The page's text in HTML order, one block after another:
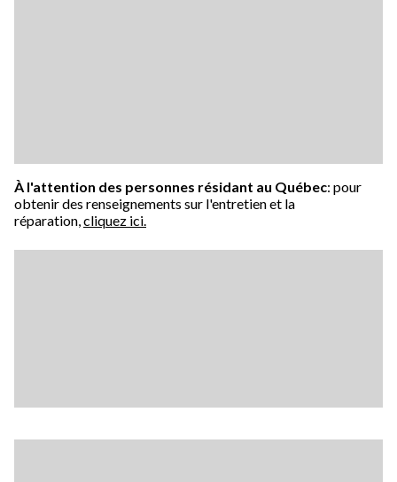
À l'attention des personnes résidant au Québec: pour
obtenir des renseignements sur l'entretien et la
réparation,cliquez ici.